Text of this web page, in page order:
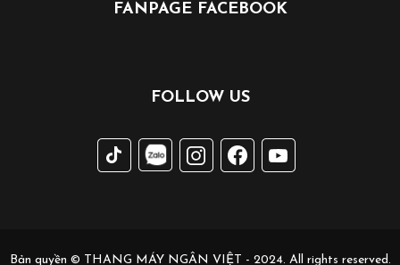
FANPAGE FACEBOOK
FOLLOW US
Bản quyền © THANG MÁY NGÂN VIỆT - 2024. All rights reserved.